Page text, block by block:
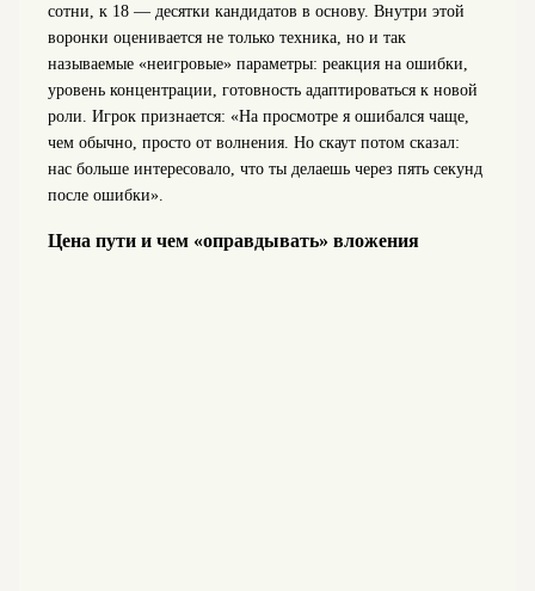
сотни, к 18 — десятки кандидатов в основу. Внутри этой
воронки оценивается не только техника, но и так
называемые «неигровые» параметры: реакция на ошибки,
уровень концентрации, готовность адаптироваться к новой
роли. Игрок признается: «На просмотре я ошибался чаще,
чем обычно, просто от волнения. Но скаут потом сказал:
нас больше интересовало, что ты делаешь через пять секунд
после ошибки».
Цена пути и чем «оправдывать» вложения